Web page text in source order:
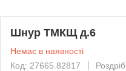
Шнур ТМКЩ д.6
Немає в наявності
Код: 27665.82817
Роздріб